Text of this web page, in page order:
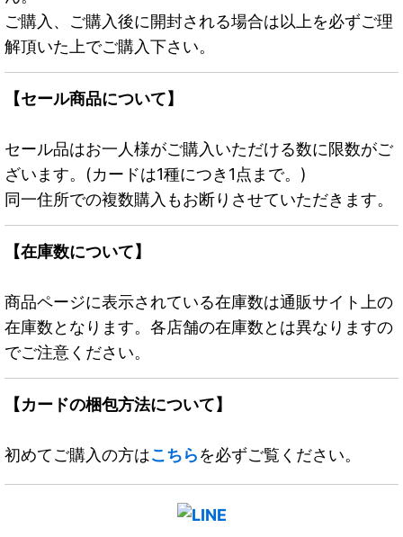
ご購入、ご購入後に開封される場合は以上を必ずご理
解頂いた上でご購入下さい。
【セール商品について】
セール品はお一人様がご購入いただける数に限数がご
ざいます。(カードは1種につき1点まで。)
同一住所での複数購入もお断りさせていただきます。
【在庫数について】
商品ページに表示されている在庫数は通販サイト上の
在庫数となります。各店舗の在庫数とは異なりますの
でご注意ください。
【カードの梱包方法について】
初めてご購入の方はこちらを必ずご覧ください。